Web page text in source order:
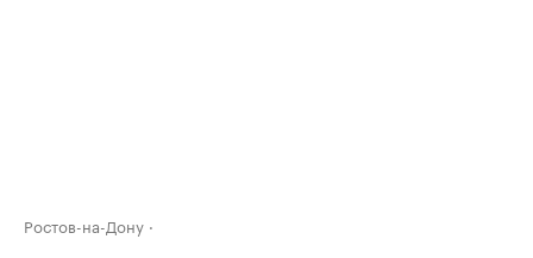
Ростов-на-Дону